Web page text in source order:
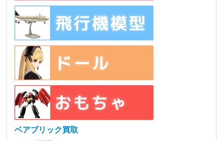
ベアブリック買取